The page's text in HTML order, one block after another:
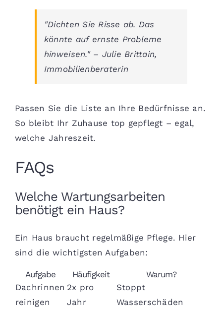
"Dichten Sie Risse ab. Das
könnte auf ernste Probleme
hinweisen." – Julie Brittain,
Immobilienberaterin
Passen Sie die Liste an Ihre Bedürfnisse an.
So bleibt Ihr Zuhause top gepflegt – egal,
welche Jahreszeit.
FAQs
Welche Wartungsarbeiten
benötigt ein Haus?
Ein Haus braucht regelmäßige Pflege. Hier
sind die wichtigsten Aufgaben:
Aufgabe Häufigkeit
Warum?
Dachrinnen
reinigen
2x pro
Jahr
Stoppt
Wasserschäden